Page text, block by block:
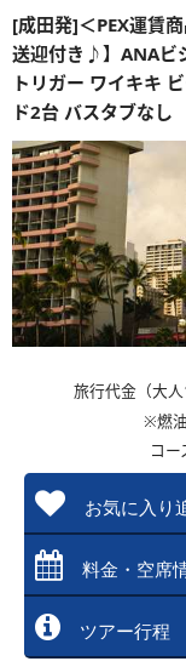
[成田発]＜PEX運賃
送迎付き♪】ANAビ
トリガー ワイキキ
ド2台 バスタブなし
旅行代金（大人
※燃
コ
お気に入り
料金・空席
ツアー行程